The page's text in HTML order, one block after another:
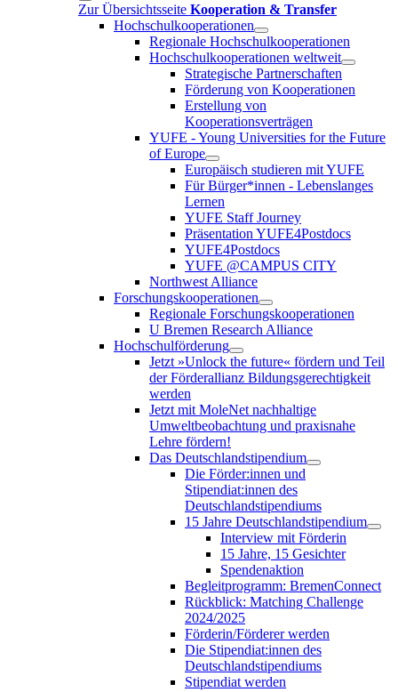
Zur Übersichtsseite Kooperation & Transfer
Hochschulkooperationen
Regionale Hochschulkooperationen
Hochschulkooperationen weltweit
Strategische Partnerschaften
Förderung von Kooperationen
Erstellung von
Kooperationsverträgen
YUFE - Young Universities for the Future
of Europe
Europäisch studieren mit YUFE
Für Bürger*innen - Lebenslanges
Lernen
YUFE Staff Journey
Präsentation YUFE4Postdocs
YUFE4Postdocs
YUFE @CAMPUS CITY
Northwest Alliance
Forschungskooperationen
Regionale Forschungskooperationen
U Bremen Research Alliance
Hochschulförderung
Jetzt »Unlock the future« fördern und Teil
der Förderallianz Bildungsgerechtigkeit
werden
Jetzt mit MoleNet nachhaltige
Umweltbeobachtung und praxisnahe
Lehre fördern!
Das Deutschlandstipendium
Die Förder:innen und
Stipendiat:innen des
Deutschlandstipendiums
15 Jahre Deutschlandstipendium
Interview mit Förderin
15 Jahre, 15 Gesichter
Spendenaktion
Begleitprogramm: BremenConnect
Rückblick: Matching Challenge
2024/2025
Förderin/Förderer werden
Die Stipendiat:innen des
Deutschlandstipendiums
Stipendiat werden